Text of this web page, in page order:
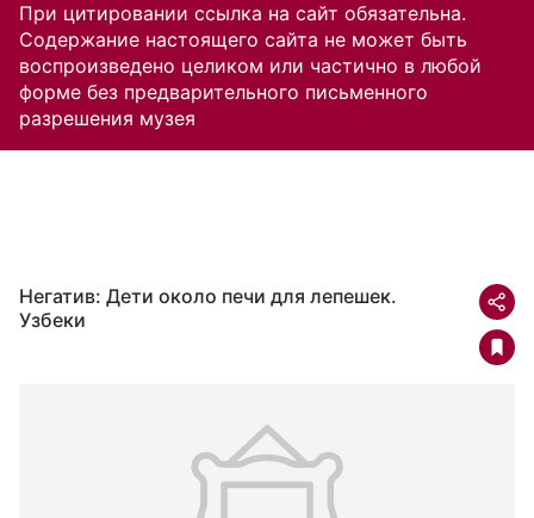
При цитировании ссылка на сайт обязательна.
Содержание настоящего сайта не может быть
воспроизведено целиком или частично в любой
форме без предварительного письменного
разрешения музея
Негатив: Дети около печи для лепешек.
Узбеки